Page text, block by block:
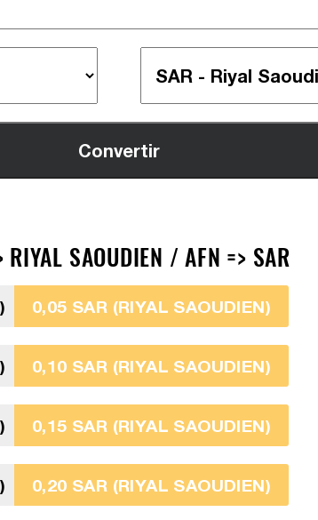
SAOUDIEN / AFN => SAR
0,05 SAR (RIYAL SAOUDIEN)
0,10 SAR (RIYAL SAOUDIEN)
0,15 SAR (RIYAL SAOUDIEN)
0,20 SAR (RIYAL SAOUDIEN)